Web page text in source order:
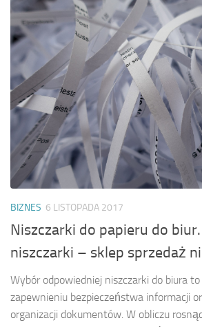
BIZNES 6 LISTOPADA 2017
Niszczarki do papieru do
niszczarki – sklep sprzedaż
Wybór odpowiedniej niszczarki do biura
zapewnieniu bezpieczeństwa informacji
organizacji dokumentów. W obliczu